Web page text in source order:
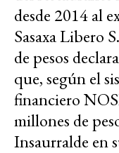
desde 2014 al
Sasaxa Libero
de pesos
que, según el
financiero
millones de
Insaurralde en